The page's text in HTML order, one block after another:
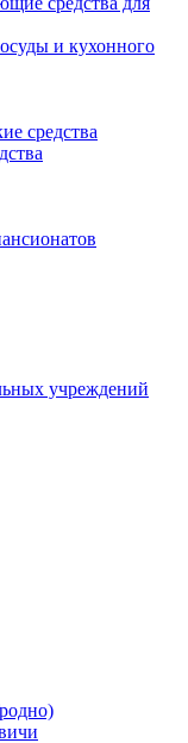
и кухонного
средства
учреждений